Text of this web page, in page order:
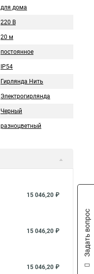
для дома
220 В
20 м
постоянное
IP54
Гирлянда Нить
Электрогирлянда
Черный
разноцветный
15 046,20 ₽
15 046,20 ₽
15 046,20 ₽
Задать вопрос